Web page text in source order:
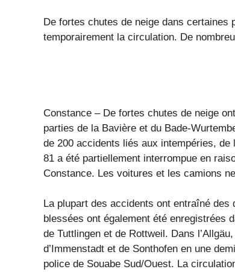
De fortes chutes de neige dans certaines
temporairement la circulation. De
Constance – De fortes chutes de neige
parties de la Bavière et du Bade-
de 200 accidents liés aux intempéries,
81 a été partiellement interrompue en
Constance. Les voitures et les camions
La plupart des accidents ont entraîné
blessées ont également été enregistrées
de Tuttlingen et de Rottweil. Dans
d’Immenstadt et de Sonthofen en une
police de Souabe Sud/Ouest. La